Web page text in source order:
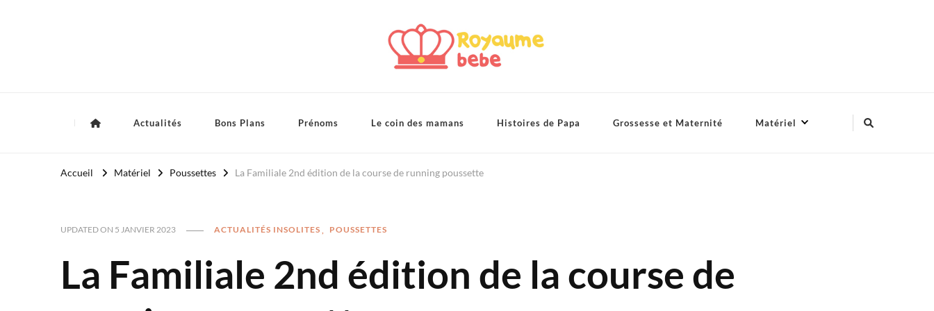
Actualités Bons Plans Prénoms Le coin des mamans Histoires de Papa Grossesse et Maternité Matériel
Accueil Matériel Poussettes La Familiale 2nd édition de la course de running poussette
UPDATED ON 5 JANVIER 2023 ACTUALITÉS INSOLITES POUSSETTES
La Familiale 2nd édition de la course de